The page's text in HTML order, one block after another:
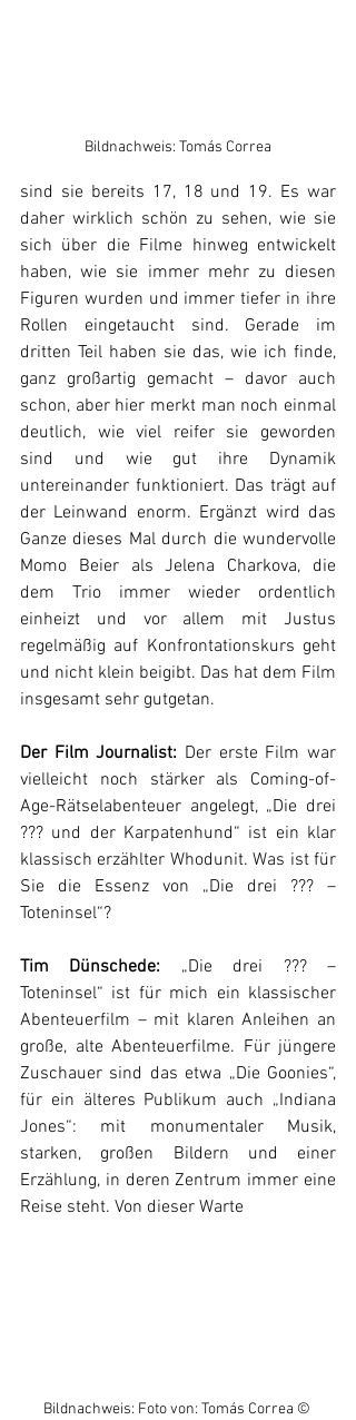
Bildnachweis: Tomás Correa
sind sie bereits 17, 18 und 19. Es war
daher wirklich schön zu sehen, wie sie
sich über die Filme hinweg entwickelt
haben, wie sie immer mehr zu diesen
Figuren wurden und immer tiefer in ihre
Rollen eingetaucht sind. Gerade im
dritten Teil haben sie das, wie ich finde,
ganz großartig gemacht – davor auch
schon, aber hier merkt man noch einmal
deutlich, wie viel reifer sie geworden
sind und wie gut ihre Dynamik
untereinander funktioniert. Das trägt auf
der Leinwand enorm. Ergänzt wird das
Ganze dieses Mal durch die wundervolle
Momo Beier als Jelena Charkova, die
dem Trio immer wieder ordentlich
einheizt und vor allem mit Justus
regelmäßig auf Konfrontationskurs geht
und nicht klein beigibt. Das hat dem Film
insgesamt sehr gutgetan.
Der Film Journalist: Der erste Film war
vielleicht noch stärker als Coming-of-
Age-Rätselabenteuer angelegt, „Die drei
??? und der Karpatenhund“ ist ein klar
klassisch erzählter Whodunit. Was ist für
Sie die Essenz von „Die drei ??? –
Toteninsel“?
Tim Dünschede: „Die drei ??? –
Toteninsel“ ist für mich ein klassischer
Abenteuerfilm – mit klaren Anleihen an
große, alte Abenteuerfilme. Für jüngere
Zuschauer sind das etwa „Die Goonies“,
für ein älteres Publikum auch „Indiana
Jones“: mit monumentaler Musik,
starken, großen Bildern und einer
Erzählung, in deren Zentrum immer eine
Reise steht. Von dieser Warte
Bildnachweis: Foto von: Tomás Correa ©